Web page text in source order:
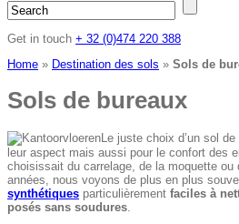
Get in touch + 32 (0)474 220 388
Home » Destination des sols » Sols de
Sols de bureaux
Le juste choix d’un sol
leur aspect mais aussi pour le confort des
choisissait du carrelage, de la moquette ou
années, nous voyons de plus en plus
synthétiques particulièrement faciles à
posés sans soudures